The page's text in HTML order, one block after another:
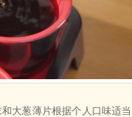
大葱薄片根据个人口味适